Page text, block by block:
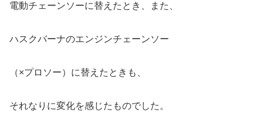
電動チェーンソーに替えたとき、また、
ハスクバーナのエンジンチェーンソー
（×プロソー）に替えたときも、
それなりに変化を感じたものでした。